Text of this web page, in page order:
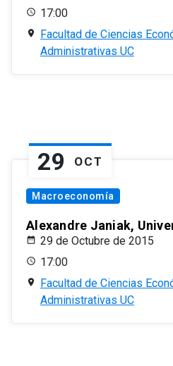
17:00
Facultad de Ciencias
Administrativas UC
29 OCT
Macroeconomía
Alexandre Janiak,
29 de Octubre de 2015
17:00
Facultad de Ciencias
Administrativas UC